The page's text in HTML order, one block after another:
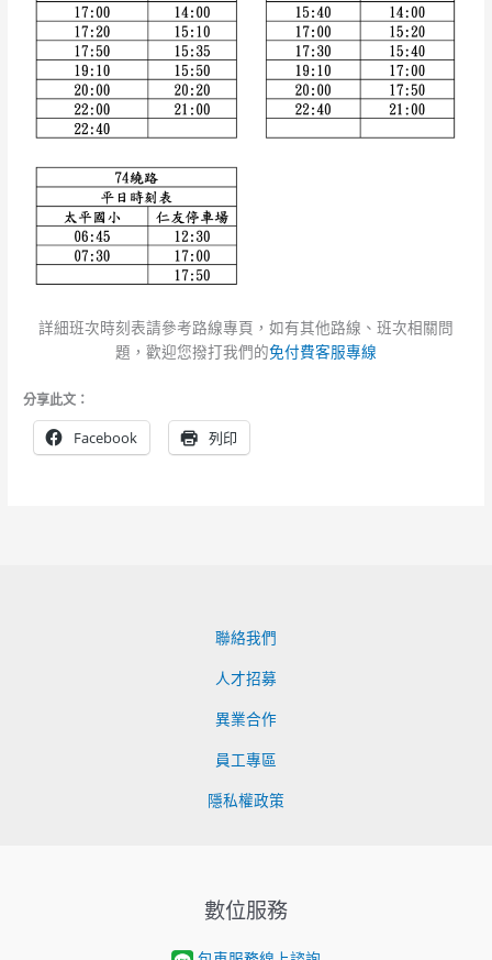
詳細班次時刻表請參考路線專頁，如有其他路線、班次相關問
題，歡迎您撥打我們的免付費客服專線
分享此文：
Facebook 列印
聯絡我們
人才招募
異業合作
員工專區
隱私權政策
數位服務